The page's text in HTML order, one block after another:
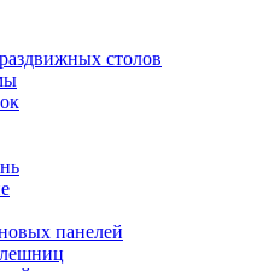
столов
панелей